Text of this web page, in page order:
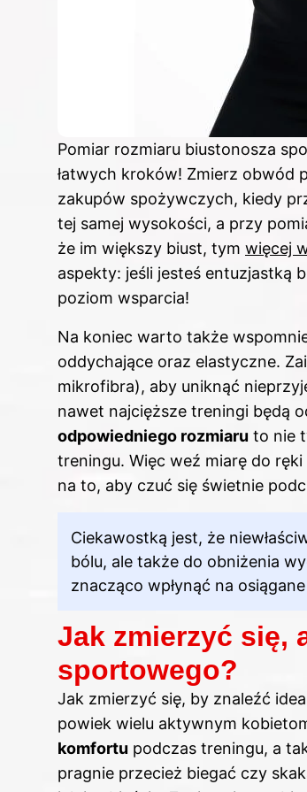
Pomiar rozmiaru biustonosza
łatwych kroków! Zmierz obwód
zakupów spożywczych, kiedy
tej samej wysokości, a przy
że im większy biust, tym więcej
aspekty: jeśli jesteś entuzjastką
poziom wsparcia!
Na koniec warto także
oddychające oraz elastyczne.
mikrofibra), aby uniknąć
nawet najcięższe treningi będą
odpowiedniego rozmiaru to nie
treningu. Więc weź miarę do
na to, aby czuć się świetnie
Ciekawostką jest, że
bólu, ale także do obniżenia
znacząco wpłynąć na
Jak zmierzyć się,
sportowego?
Jak zmierzyć się, by znaleźć
powiek wielu aktywnym
komfortu podczas treningu, a
pragnie przecież biegać czy